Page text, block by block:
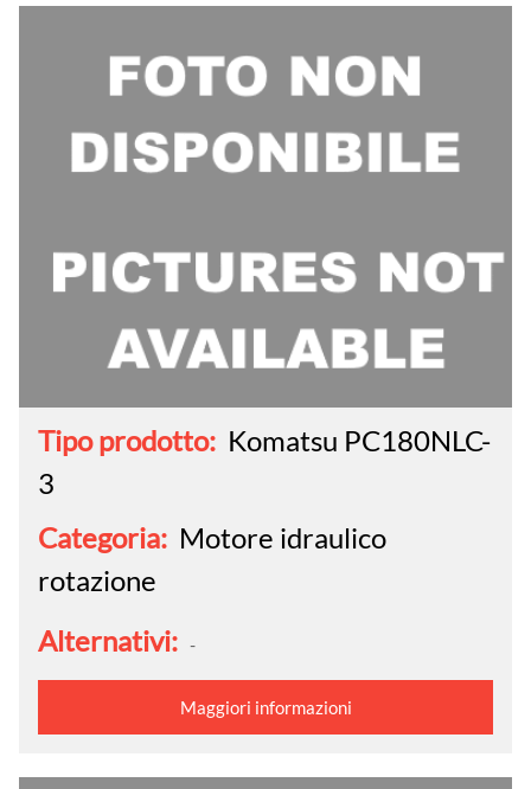
Tipo prodotto: Komatsu PC180NLC-
3
Categoria: Motore idraulico
rotazione
Alternativi: -
Maggiori informazioni